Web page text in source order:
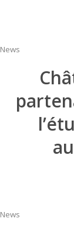
News
News